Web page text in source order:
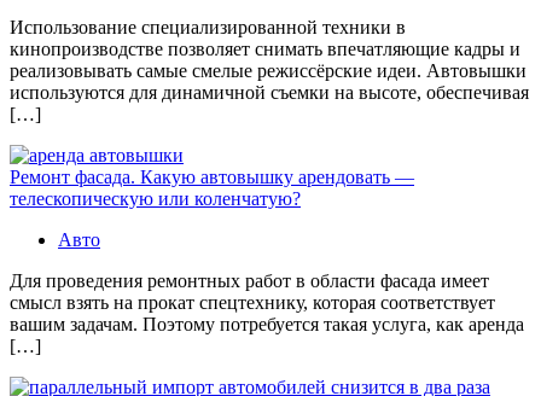
Использование специализированной техники в
кинопроизводстве позволяет снимать впечатляющие кадры и
реализовывать самые смелые режиссёрские идеи. Автовышки
используются для динамичной съемки на высоте, обеспечивая
[…]
Ремонт фасада. Какую автовышку арендовать —
телескопическую или коленчатую?
Авто
Для проведения ремонтных работ в области фасада имеет
смысл взять на прокат спецтехнику, которая соответствует
вашим задачам. Поэтому потребуется такая услуга, как аренда
[…]